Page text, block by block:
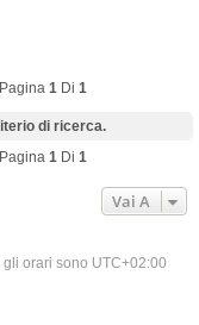
1 Di 1
di ricerca.
1 Di 1
Vai A
gli orari sono UTC+02:00